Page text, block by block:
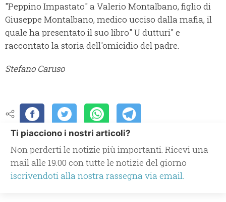
"Peppino Impastato" a Valerio Montalbano, figlio di
Giuseppe Montalbano, medico ucciso dalla mafia, il
quale ha presentato il suo libro" U dutturi" e
raccontato la storia dell'omicidio del padre.
Stefano Caruso
Ti piacciono i nostri articoli?
Non perderti le notizie più importanti. Ricevi una
mail alle 19.00 con tutte le notizie del giorno
iscrivendoti alla nostra rassegna via email.